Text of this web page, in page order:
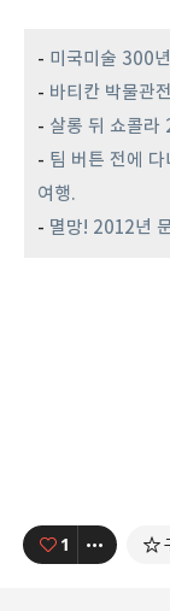
- 미국미술 300
- 바티칸 박물관
- 살롱 뒤 쇼콜라
- 팀 버튼 전에
여행.
- 멸망! 2012년
1